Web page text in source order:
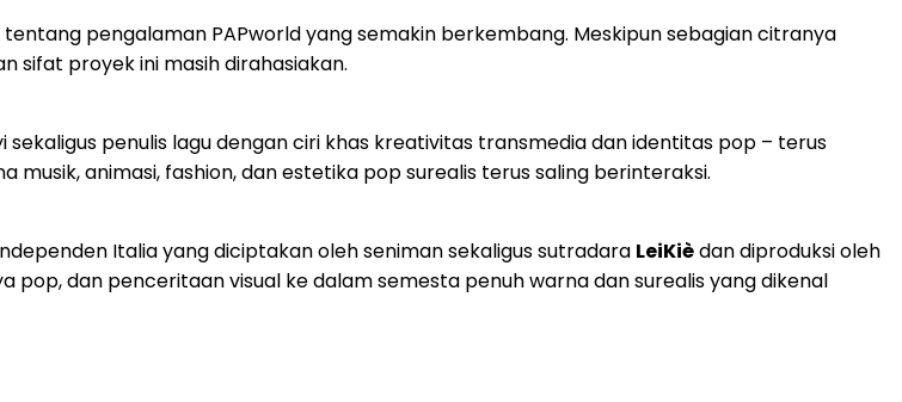
pengalaman PAPworld yang semakin berkembang. Meskipun sebagian citranya
sifat proyek ini masih dirahasiakan.
penulis lagu dengan ciri khas kreativitas transmedia dan identitas pop – terus
animasi, fashion, dan estetika pop surealis terus saling berinteraksi.
Italia yang diciptakan oleh seniman sekaligus sutradara LeiKièdan diproduksi oleh
pop, dan penceritaan visual ke dalam semesta penuh warna dan surealis yang dikenal